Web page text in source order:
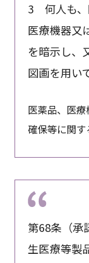
3 何人も、
医療機器又
を暗示し、
図画を用い
医薬品、医
確保等に関
第68条（承
生医療等製